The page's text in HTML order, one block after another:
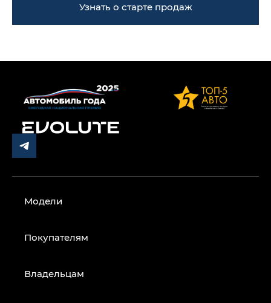
Узнать о старте продаж
Модели
Покупателям
Владельцам